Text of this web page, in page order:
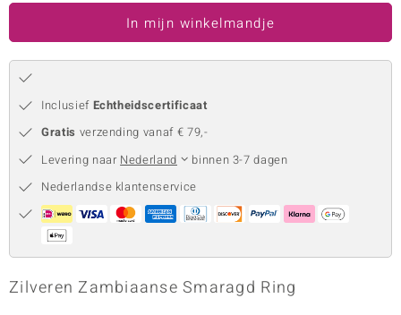
In mijn winkelmandje
Inclusief Echtheidscertificaat
Gratis verzending vanaf € 79,-
Levering naar Nederland
binnen 3-7 dagen
Nederlandse klantenservice
Zilveren Zambiaanse Smaragd Ring